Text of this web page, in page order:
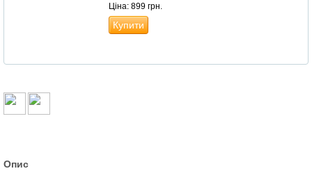
Ціна: 899 грн.
Купити
Опис